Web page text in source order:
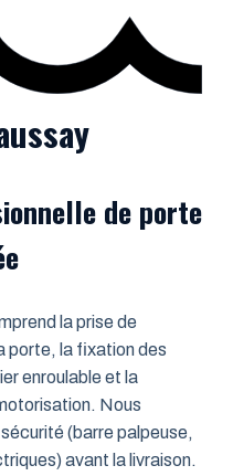
de porte
la prise de
porte, la fixation des
enroulable et la
Nous
(barre palpeuse,
avant la livraison.